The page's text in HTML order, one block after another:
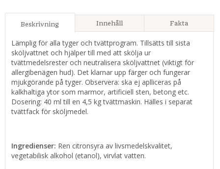
Beskrivning Innehåll Fakta
Lämplig för alla tyger och tvättprogram. Tillsätts till sista
sköljvattnet och hjälper till med att skölja ur
tvättmedelsrester och neutralisera sköljvattnet (viktigt för
allergibenägen hud). Det klarnar upp färger och fungerar
mjukgörande på tyger. Observera: ska ej aplliceras på
kalkhaltiga ytor som marmor, artificiell sten, betong etc.
Dosering: 40 ml till en 4,5 kg tvättmaskin. Hälles i separat
tvättfack för sköljmedel.
Ingredienser: Ren citronsyra av livsmedelskvalitet,
vegetabilisk alkohol (etanol), virvlat vatten.